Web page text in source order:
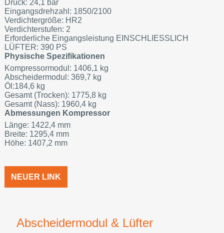
Druck: 24,1 bar
Eingangsdrehzahl: 1850/2100
Verdichtergröße: HR2
Verdichterstufen: 2
Erforderliche Eingangsleistung EINSCHLIESSLICH
LÜFTER: 390 PS
Physische Spezifikationen
Kompressormodul: 1406,1 kg
Abscheidermodul: 369,7 kg
Öl:184,6 kg
Gesamt (Trocken): 1775,8 kg
Gesamt (Nass): 1960,4 kg
Abmessungen Kompressor
Länge: 1422,4 mm
Breite: 1295,4 mm
Höhe: 1407,2 mm
NEUER LINK
Abscheidermodul & Lüfter